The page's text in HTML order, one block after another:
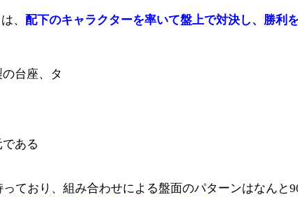
は、 配下のキャラクターを率いて盤上で対決し、勝利
台座、タ
ある
ており、組み合わせによる盤面のパターンはなん